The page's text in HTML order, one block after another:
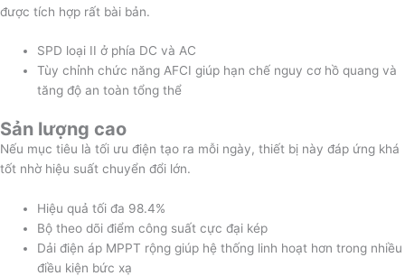
được tích hợp rất bài bản.
SPD loại II ở phía DC và AC
Tùy chỉnh chức năng AFCI giúp hạn chế nguy cơ hồ quang và
tăng độ an toàn tổng thể
Sản lượng cao
Nếu mục tiêu là tối ưu điện tạo ra mỗi ngày, thiết bị này đáp ứng khá
tốt nhờ hiệu suất chuyển đổi lớn.
Hiệu quả tối đa 98.4%
Bộ theo dõi điểm công suất cực đại kép
Dải điện áp MPPT rộng giúp hệ thống linh hoạt hơn trong nhiều
điều kiện bức xạ